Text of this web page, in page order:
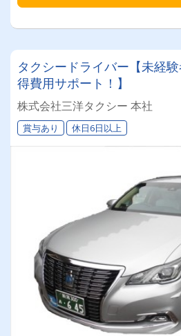
タクシードライバー【未経
得費用サポート！】
株式会社三洋タクシー 本社
賞与あり 休日6日以上